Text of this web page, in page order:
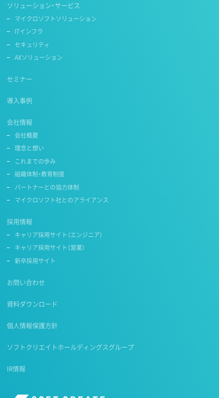
ソリューション・サービス
マイクロソフトソリューション
ITインフラ
セキュリティ
AXソリューション
セミナー
導入事例
会社情報
会社概要
理念と想い
これまでの歩み
組織体制・教育制度
パートナーとの協力体制
マイクロソフト社とのアライアンス
採用情報
キャリア採用サイト（エンジニア）
キャリア採用サイト（営業）
新卒採用サイト
お問い合わせ
資料ダウンロード
個人情報保護方針
ソフトクリエイトホールディングスグループ
IR情報